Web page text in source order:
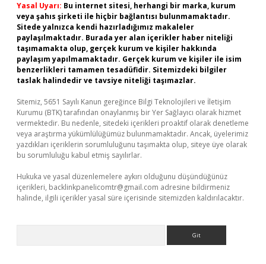
Yasal Uyarı: Bu internet sitesi, herhangi bir marka, kurum
veya şahıs şirketi ile hiçbir bağlantısı bulunmamaktadır.
Sitede yalnızca kendi hazırladığımız makaleler
paylaşılmaktadır. Burada yer alan içerikler haber niteliği
taşımamakta olup, gerçek kurum ve kişiler hakkında
paylaşım yapılmamaktadır. Gerçek kurum ve kişiler ile isim
benzerlikleri tamamen tesadüfidir. Sitemizdeki bilgiler
taslak halindedir ve tavsiye niteliği taşımazlar.
Sitemiz, 5651 Sayılı Kanun gereğince Bilgi Teknolojileri ve İletişim
Kurumu (BTK) tarafından onaylanmış bir Yer Sağlayıcı olarak hizmet
vermektedir. Bu nedenle, sitedeki içerikleri proaktif olarak denetleme
veya araştırma yükümlülüğümüz bulunmamaktadır. Ancak, üyelerimiz
yazdıkları içeriklerin sorumluluğunu taşımakta olup, siteye üye olarak
bu sorumluluğu kabul etmiş sayılırlar.
Hukuka ve yasal düzenlemelere aykırı olduğunu düşündüğünüz
içerikleri, backlinkpanelicomtr@gmail.com adresine bildirmeniz
halinde, ilgili içerikler yasal süre içerisinde sitemizden kaldırılacaktır.